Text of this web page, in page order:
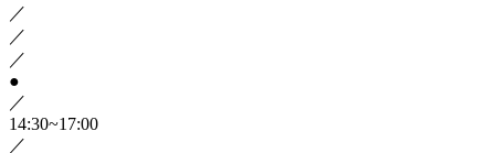
／
／
／
●
／
14:30~17:00
／